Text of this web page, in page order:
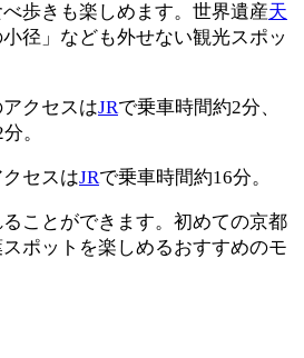
歩きも楽しめます。世界遺産天
径」なども外せない観光スポッ
クセスはJRで乗車時間約2分、
。
セスはJRで乗車時間約16分。
ことができます。初めての京都
ポットを楽しめるおすすめのモ